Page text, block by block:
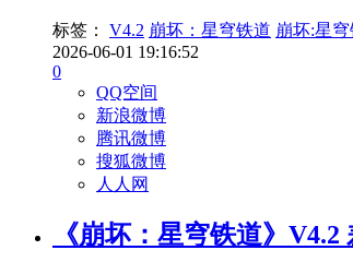
标签： V4.2 崩坏：星穹铁道 崩坏:星
2026-06-01 19:16:52
0
QQ空间
新浪微博
腾讯微博
搜狐微博
人人网
《崩坏：星穹铁道》